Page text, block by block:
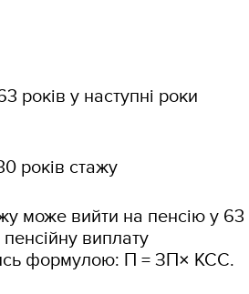
років у наступні роки
років стажу
може вийти на пенсію у 63
виплату
формулою: П = ЗП× КСС.